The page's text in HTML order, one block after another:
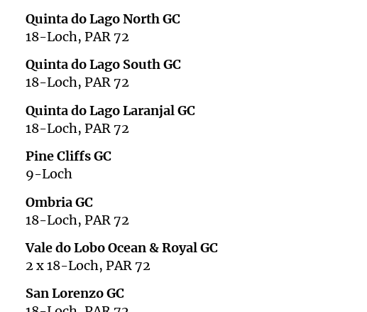
Quinta do Lago North GC
18-Loch, PAR 72
Quinta do Lago South GC
18-Loch, PAR 72
Quinta do Lago Laranjal GC
18-Loch, PAR 72
Pine Cliffs GC
9-Loch
Ombria GC
18-Loch, PAR 72
Vale do Lobo Ocean & Royal GC
2 x 18-Loch, PAR 72
San Lorenzo GC